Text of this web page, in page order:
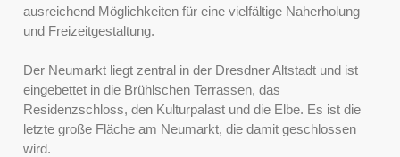
ausreichend Möglichkeiten für eine vielfältige Naherholung
und Freizeitgestaltung.
Der Neumarkt liegt zentral in der Dresdner Altstadt und ist
eingebettet in die Brühlschen Terrassen, das
Residenzschloss, den Kulturpalast und die Elbe. Es ist die
letzte große Fläche am Neumarkt, die damit geschlossen
wird.